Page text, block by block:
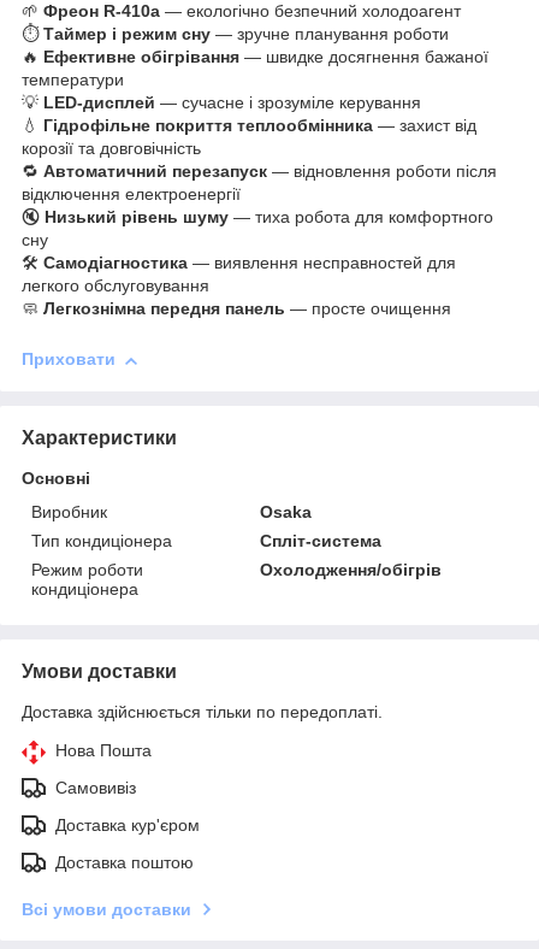
🌱 Фреон R-410a — екологічно безпечний холодоагент
⏱Таймер і режим сну — зручне планування роботи
🔥 Ефективне обігрівання — швидке досягнення бажаної
температури
💡 LED-дисплей — сучасне і зрозуміле керування
💧 Гідрофільне покриття теплообмінника — захист від
корозії та довговічність
🔁 Автоматичний перезапуск — відновлення роботи після
відключення електроенергії
🔇 Низький рівень шуму — тиха робота для комфортного
сну
🛠 Самодіагностика — виявлення несправностей для
легкого обслуговування
🧼 Легкознімна передня панель — просте очищення
Приховати
Характеристики
Основні
Виробник
Osaka
Тип кондиціонера
Спліт-система
Режим роботи
кондиціонера
Охолодження/обігрів
Умови доставки
Доставка здійснюється тільки по передоплаті.
Нова Пошта
Самовивіз
Доставка кур'єром
Доставка поштою
Всі умови доставки